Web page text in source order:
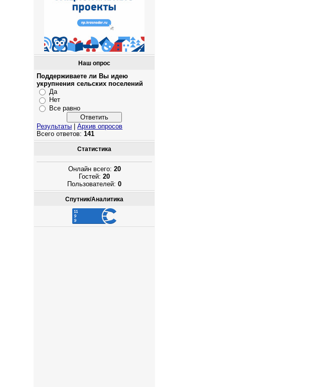
Наш опрос
Поддерживаете ли Вы идею
укрупнения сельских поселений
Да
Нет
Все равно
Результаты |Архив опросов
Всего ответов:141
Статистика
Онлайн всего: 20
Гостей:20
Пользователей:0
Спутник/Аналитика